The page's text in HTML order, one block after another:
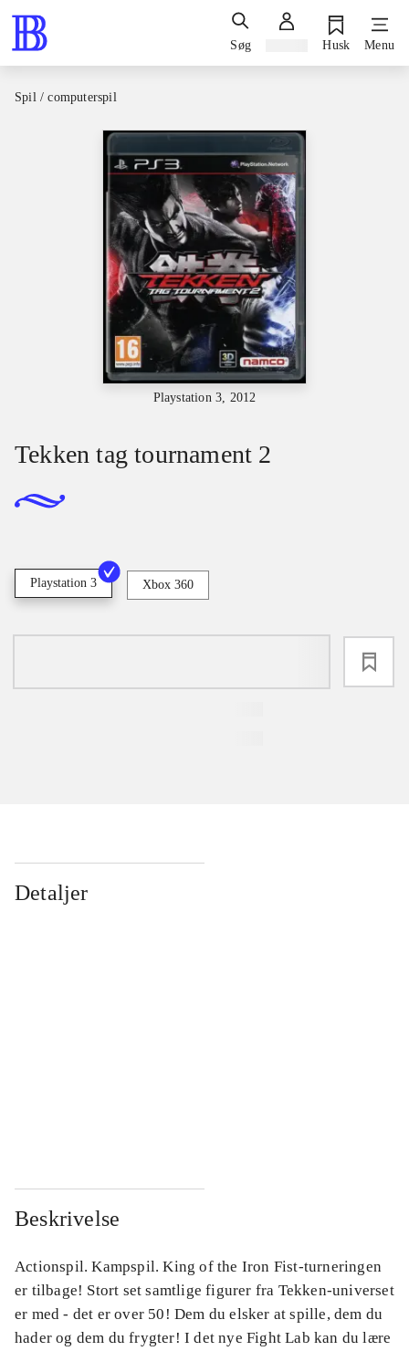
Søg Husk Menu
Spil / computerspil
Playstation 3, 2012
Tekken tag tournament 2
Playstation 3 Xbox 360
Detaljer
Beskrivelse
Actionspil. Kampspil. King of the Iron Fist-turneringen
er tilbage! Stort set samtlige figurer fra Tekken-universet
er med - det er over 50! Dem du elsker at spille, dem du
hader og dem du frygter! I det nye Fight Lab kan du lære